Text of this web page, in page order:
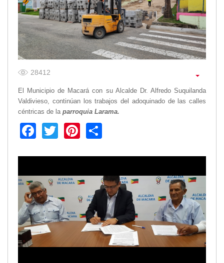
28412
El Municipio de Macará con su Alcalde Dr. Alfredo Suquilanda
Valdivieso, continúan los trabajos del adoquinado de las calles
céntricas de la parroquia Larama.
Facebook
TwitterPinterest
Noticias
Obras
Asambleas
Convenios
Eventos
Socializaciones
Reuniones
Social
Transparencia
GAD Macará
2026
2025
2020
2024
2023